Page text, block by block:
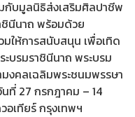
กับมูลนิธิส่งเสริมศิลปาชีพ
ชินีนาถ พร้อมด้วย
ให้การสนับสนุน เพื่อเทิด
บรมราชินีนาถ พระบรม
งคลเฉลิมพระชนมพรรษา
นที่ 27 กรกฎาคม – 14
เทียร์ กรุงเทพฯ